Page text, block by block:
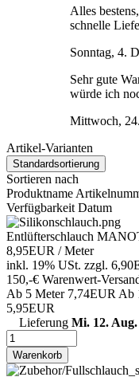
Alles
schnelle
Sonntag, 4.
Sehr gute
würde ich
Mittwoch,
Artikel-Varianten
Standardsortierung
Sortieren nach
Produktname
Verfügbarkeit Datum
Entlüfterschlauch
8,95EUR / Meter
inkl. 19% USt. zzgl.
150,-€ Warenwert-
Ab 5 Meter 7,74EUR Ab
5,95EUR
Lieferung Mi. 12. Aug.
Warenkorb